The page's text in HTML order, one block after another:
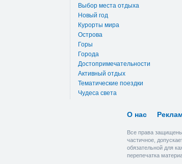
Выбор места отдыха
Новый год
Курорты мира
Острова
Горы
Города
Достопримечательности
Активный отдых
Тематические поездки
Чудеса света
О нас
Все права
частичное,
обязательной для
перепечатка